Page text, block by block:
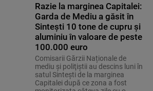
Razie la marginea Capitalei:
Garda de Mediu a găsit în
Sintești 10 tone de cupru și
aluminiu în valoare de peste
100.000 euro
Comisarii Gărzii Naționale de
mediu şi poliţiştii au descins luni în
satul Sinteşti de la marginea
Capitalei după ce zona a fost